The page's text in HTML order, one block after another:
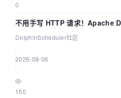
0
不用手写 HTTP 请求！Apache
dsctl 两分钟上手
DolphinScheduler社区
2026-08-06
150